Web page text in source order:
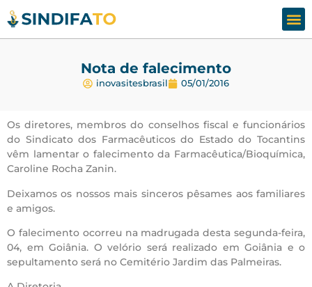
Nota de falecimento
inovasitesbrasil 05/01/2016
Os diretores, membros do conselhos fiscal e funcionários
do Sindicato dos Farmacêuticos do Estado do Tocantins
vêm lamentar o falecimento da Farmacêutica/Bioquímica,
Caroline Rocha Zanin.
Deixamos os nossos mais sinceros pêsames aos familiares
e amigos.
O falecimento ocorreu na madrugada desta segunda-feira,
04, em Goiânia. O velório será realizado em Goiânia e o
sepultamento será no Cemitério Jardim das Palmeiras.